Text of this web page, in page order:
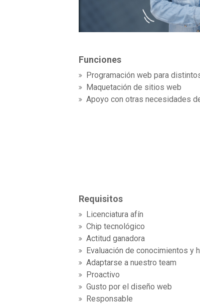
Funciones
Programación web para
Maquetación de sitios web
Apoyo con otras necesidades
Requisitos
Licenciatura afín
Chip tecnológico
Actitud ganadora
Evaluación de conocimientos y
Adaptarse a nuestro team
Proactivo
Gusto por el diseño web
Responsable